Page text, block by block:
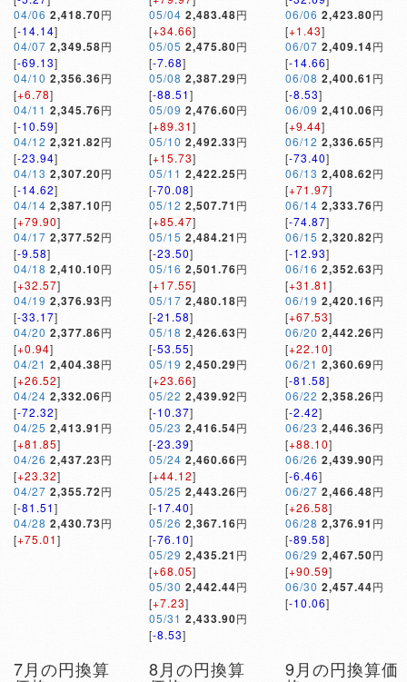
04/06 2,418.70円
[-14.14]
04/07 2,349.58円
[-69.13]
04/10 2,356.36円
[+6.78]
04/11 2,345.76円
[-10.59]
04/12 2,321.82円
[-23.94]
04/13 2,307.20円
[-14.62]
04/14 2,387.10円
[+79.90]
04/17 2,377.52円
[-9.58]
04/18 2,410.10円
[+32.57]
04/19 2,376.93円
[-33.17]
04/20 2,377.86円
[+0.94]
04/21 2,404.38円
[+26.52]
04/24 2,332.06円
[-72.32]
04/25 2,413.91 円
[+81.85]
04/26 2,437.23円
[+23.32]
04/27 2,355.72円
[-81.51]
04/28 2,430.73円
[+75.01]
05/04 2,483.48円
[+34.66]
05/05 2,475.80円
[-7.68]
05/08 2,387.29円
[-88.51]
05/09 2,476.60円
[+89.31]
05/10 2,492.33円
[+15.73]
05/11 2,422.25円
[-70.08]
05/12 2,507.71 円
[+85.47]
05/15 2,484.21 円
[-23.50]
05/16 2,501.76円
[+17.55]
05/17 2,480.18円
[-21.58]
05/18 2,426.63円
[-53.55]
05/19 2,450.29円
[+23.66]
05/22 2,439.92円
[-10.37]
05/23 2,416.54円
[-23.39]
05/24 2,460.66円
[+44.12]
05/25 2,443.26円
[-17.40]
05/26 2,367.16円
[-76.10]
05/29 2,435.21 円
[+68.05]
05/30 2,442.44円
[+7.23]
05/31 2,433.90円
[-8.53]
06/06 2,423.80円
[+1.43]
06/07 2,409.14円
[-14.66]
06/08 2,400.61 円
[-8.53]
06/09 2,410.06円
[+9.44]
06/12 2,336.65円
[-73.40]
06/13 2,408.62円
[+71.97]
06/14 2,333.76円
[-74.87]
06/15 2,320.82円
[-12.93]
06/16 2,352.63円
[+31.81]
06/19 2,420.16円
[+67.53]
06/20 2,442.26円
[+22.10]
06/21 2,360.69円
[-81.58]
06/22 2,358.26円
[-2.42]
06/23 2,446.36円
[+88.10]
06/26 2,439.90円
[-6.46]
06/27 2,466.48円
[+26.58]
06/28 2,376.91 円
[-89.58]
06/29 2,467.50円
[+90.59]
06/30 2,457.44円
[-10.06]
7月の円換算 8月の円換算 9月の円換算価